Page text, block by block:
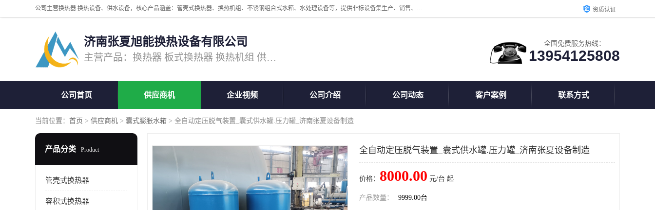
公司主营换热器.换热设备、供水设备，核心产品涵盖：管壳式换热器、换热机组、不锈钢组合式水箱、水处理设备等，提供非标设备集生产、销售、安装一体化服务，可满足全国酒店、学校、医院、商业综合体、工业项目等多场景换热与供水需求。 资质认证
济南张夏旭能换热设备有限公司
主营产品：换热器 板式换热器 换热机组 供水设备 水处理设备
全国免费服务热线：
13954125808
公司首页 供应商机 企业视频 公司介绍 公司动态 客户案例 联系方式
当前位置： 首页 > 供应商机 > 囊式膨胀水箱 > 全自动定压脱气装置_囊式供水罐.压力罐_济南张夏设备制造
产品分类 Product
管壳式换热器
容积式换热器
全自动定压脱气装置_囊式供水罐.压力罐_济南张夏设备制造
价格： 8000.00 元/台 起
产品数量： 9999.00台